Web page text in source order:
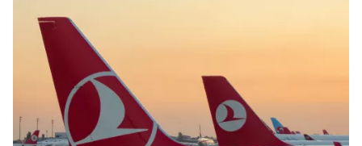
Poursuivre avec le courrier
électronique